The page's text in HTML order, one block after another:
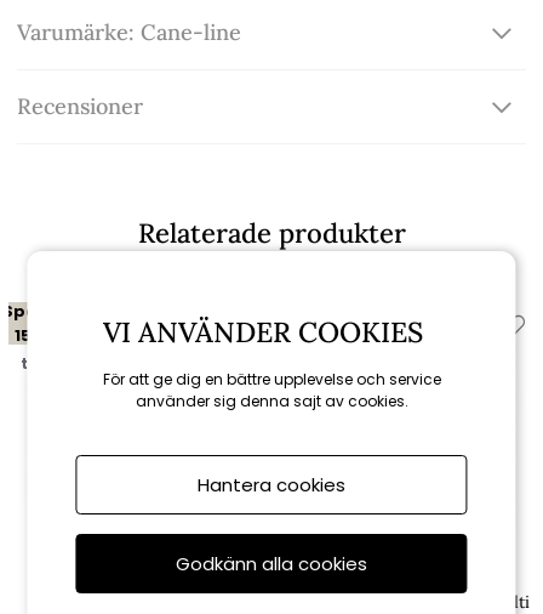
Varumärke: Cane-line
Recensioner
Relaterade produkter
Spara
15%
till 16/8
Cane-line
15%
Cane-line
Bordsskiva 200x100 cm - multi
VI ANVÄNDER COOKIES
För att ge dig en bättre upplevelse och service
använder sig denna sajt av cookies.
Hantera cookies
Godkänn alla cookies